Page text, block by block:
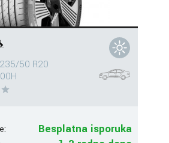
50 R20
Besplatna isporuka